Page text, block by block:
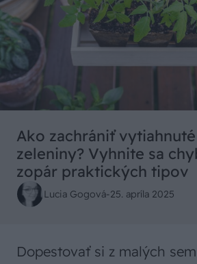
Ako zachrániť
zeleniny? Vyhnite sa
zopár praktických tipov
Lucia Gogová-25. apríla 2025
Dopestovať si z malých